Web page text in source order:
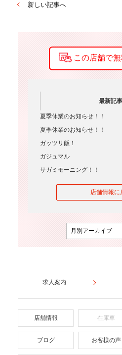
新しい記事へ
最新記事
夏季休業のお知らせ！！
夏季休業のお知らせ！！
ガッツリ飯！
ガジュマル
サガミモーニング！！
店舗情報に
求人案内
店舗情報 在庫車
ブログ お客様の声